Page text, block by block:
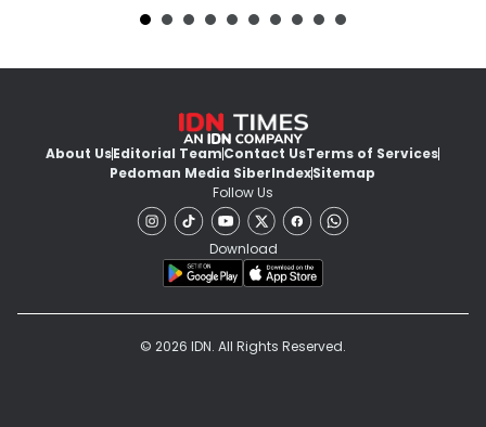
About UsEditorial TeamContact UsTerms of Services
Pedoman Media SiberIndexSitemap
Follow Us
Download
© 2026 IDN. All Rights Reserved.